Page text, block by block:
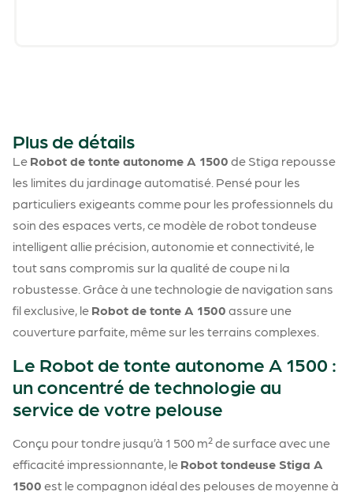
Plus de détails
Le Robot de tonte autonome A 1500 de Stiga repousse
les limites du jardinage automatisé. Pensé pour les
particuliers exigeants comme pour les professionnels du
soin des espaces verts, ce modèle de robot tondeuse
intelligent allie précision, autonomie et connectivité, le
tout sans compromis sur la qualité de coupe ni la
robustesse. Grâce à une technologie de navigation sans
fil exclusive, le Robot de tonte A 1500 assure une
couverture parfaite, même sur les terrains complexes.
Le Robot de tonte autonome A 1500 :
un concentré de technologie au
service de votre pelouse
Conçu pour tondre jusqu’à 1 500 m² de surface avec une
efficacité impressionnante, le Robot tondeuse Stiga A
1500 est le compagnon idéal des pelouses de moyenne à